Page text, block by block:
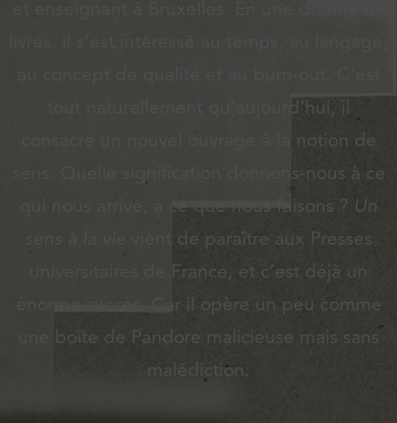
tout naturellement qu’aujourd’hui, il
consacre un nouvel ouvrage à la notion de
sens. Quelle signification donnons-nous à ce
qui nous arrive, à ce que nous faisons ? Un
vient de paraître aux Presses
universitaires de France, et c’est déjà un
énorme succès. Car il opère un peu comme
une boîte de Pandore malicieuse mais sans
malédiction.